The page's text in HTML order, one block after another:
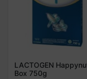
LACTOGEN
Box 750g